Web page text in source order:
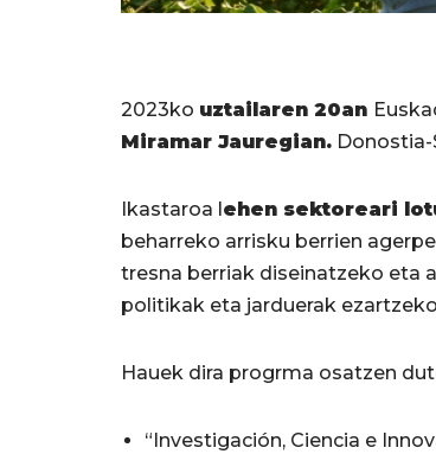
2023ko uztailaren 20an
Miramar Jauregian. Donostia-
Ikastaroa lehen sektoreari
beharreko arrisku berrien
tresna berriak diseinatzeko eta
politikak eta jarduerak
Hauek dira progrma osatzen
“Investigación, Ciencia e